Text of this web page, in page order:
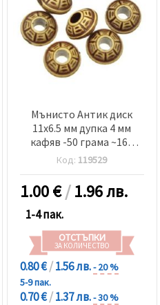
Мънисто Антик диск
11x6.5 мм дупка 4 мм
кафяв -50 грама ~160
броя
Код: 119529
1.00€/1.96 лв.
1-4 пак.
ОТСТЪПКИ
ЗА КОЛИЧЕСТВО
0.80 €/1.56 лв.- 20 %
5-9 пак.
0.70 €/1.37 лв.- 30 %